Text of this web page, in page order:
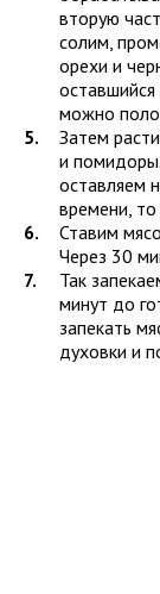
вторую
солим,
орехи и
можно
Затем
и
оставляем
времени,
Ставим
Через 30
Так
минут до
запекать
духовки и